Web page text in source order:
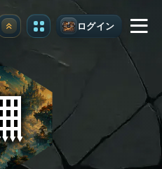
アップグレード ログイン